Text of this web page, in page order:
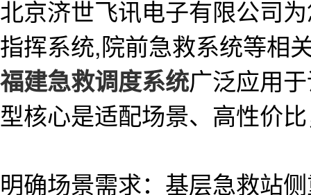
北京济世飞讯电子有限公司
指挥系统,院前急救系统等相
福建急救调度系统广泛应用
型核心是适配场景、高性价
明确场景需求：基层急救站